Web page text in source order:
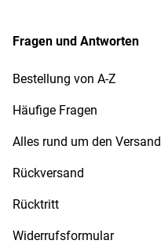
Fragen und Antworten
Bestellung von A-Z
Häufige Fragen
Alles rund um den Versand
Rückversand
Rücktritt
Widerrufsformular